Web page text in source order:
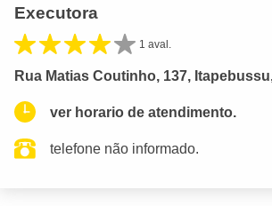
Executora
1 aval.
Rua Matias Coutinho, 137,
ver horario de atendimento.
telefone não informado.